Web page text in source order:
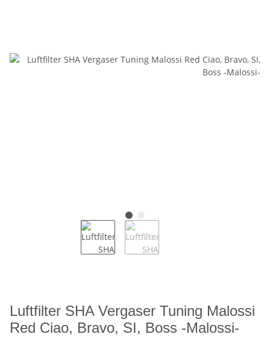
Luftfilter SHA Vergaser Tuning Malossi
Red Ciao, Bravo, SI, Boss -Malossi-